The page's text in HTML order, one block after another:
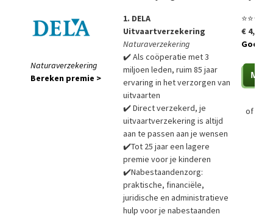
Naturaverzekering
Bereken premie >
1. DELA
Uitvaartverzekering
Naturaverzekering
✔️ Als coöperatie met 3
miljoen leden, ruim 85 jaar
ervaring in het verzorgen van
uitvaarten
✔️ Direct verzekerd, je
uitvaartverzekering is altijd
aan te passen aan je wensen
✔️Tot 25 jaar een lagere
premie voor je kinderen
✔️Nabestaandenzorg:
praktische, financiële,
juridische en administratieve
hulp voor je nabestaanden
⭐⭐⭐⭐⭐
€ 4,99
of